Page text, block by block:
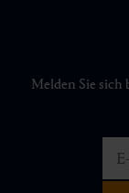
Melden Sie sich